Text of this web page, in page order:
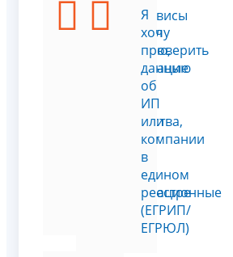
изменил
фамилию,
регистрацию
месту
жительства,
паспорт
другие
регистрационные
данные
Я
хочу
проверить
данные
об
ИП
или
компании
в
едином
реестре
(ЕГРИП/
ЕГРЮЛ)
Все сервисы